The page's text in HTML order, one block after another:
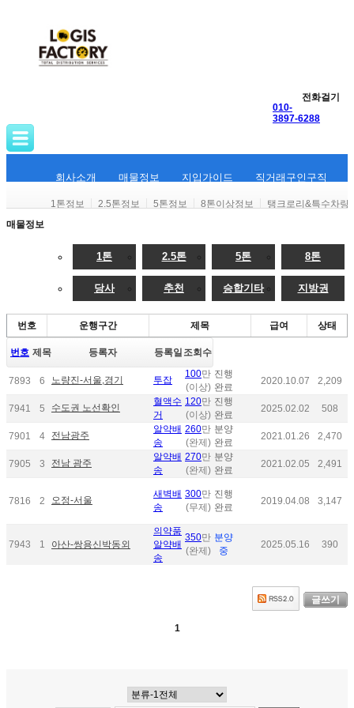
전화걸기
010-
3897-6288
회사소개 매물정보 지입가이드 직거래구인구직
1톤정보 2.5톤정보 5톤정보 8톤이상정보
탱크로리&특수차량
매물정보
1톤 2.5톤 5톤 8톤
당사 추천 승합기타 지방권
번호 운행구간 제목 급여 상태
번호 제목 등록자 등록일 조회수
7893 6 노량진-서울,경기 투잡
100만
(이상)
진행
완료
2020.10.07 2,209
7941 5 수도권 노선확인
혈액수
거
120만
(이상)
진행
완료
2025.02.02 508
7901 4 전남광주
알약배
송
260만
(완제)
분양
완료
2021.01.26 2,470
7905 3 전남 광주
알약배
송
270만
(완제)
분양
완료
2021.02.05 2,491
7816 2 오정-서울
새벽배
송
300만
(무제)
진행
완료
2019.04.08 3,147
7943 1 아산-쌍용신박동외
의약품
알약배
송
350만
(완제)
분양
중
2025.05.16 390
글쓰기
1